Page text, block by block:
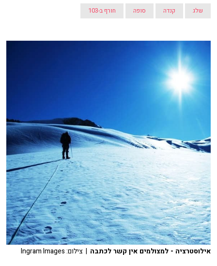
שלג קנדה סופה חורף ב-103
אילוסטרציה - למצולמים אין קשר לכתבה | צילום: Ingram Images